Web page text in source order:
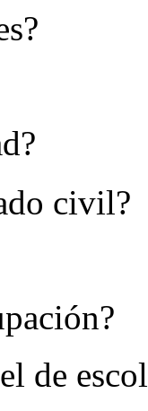
civil?
de